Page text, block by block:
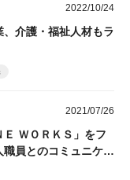
2022/10/24
、介護・福祉人材もラ
2021/07/26
ＷＯＲＫＳ」をフ
員とのコミュニケー